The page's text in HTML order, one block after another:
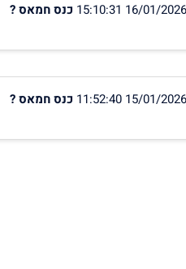
כנס חמאס ?
כנס חמאס ?